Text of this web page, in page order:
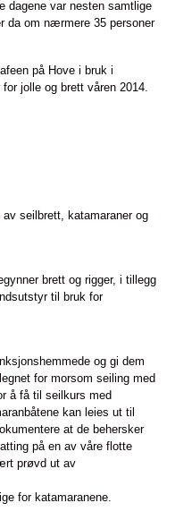
dagene var nesten samtlige
da om nærmere 35 personer
på Hove i bruk i
jolle og brett våren 2014.
seilbrett, katamaraner og
brett og rigger, i tillegg
til bruk for
og gi dem
for morsom seiling med
å få til seilkurs med
kan leies ut til
at de behersker
på en av våre flotte
prøvd ut av
for katamaranene.